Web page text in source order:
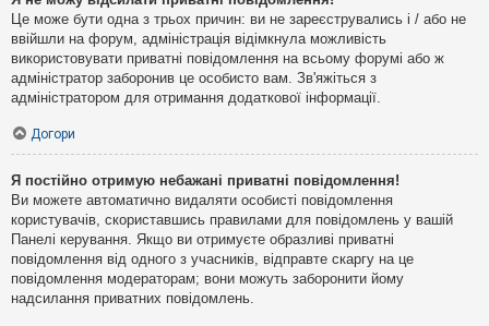
Це може бути одна з трьох причин: ви не зареєструвались і / або не
ввійшли на форум, адміністрація відімкнула можливість
використовувати приватні повідомлення на всьому форумі або ж
адміністратор заборонив це особисто вам. Зв'яжіться з
адміністратором для отримання додаткової інформації.
Догори
Я постійно отримую небажані приватні повідомлення!
Ви можете автоматично видаляти особисті повідомлення
користувачів, скориставшись правилами для повідомлень у вашій
Панелі керування. Якщо ви отримуєте образливі приватні
повідомлення від одного з учасників, відправте скаргу на це
повідомлення модераторам; вони можуть заборонити йому
надсилання приватних повідомлень.